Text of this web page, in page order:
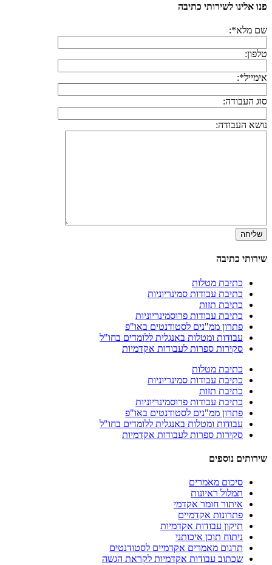
פנו אלינו לשירותי כתיבה
שם מלא*:
טלפון:
אימייל*:
סוג העבודה:
נושא העבודה:
שירותי כתיבה
כתיבת מטלות
כתיבת עבודות סמינריוניות
כתיבת תזות
כתיבת עבודות פרוסמינריוניות
פתרון ממ"נים לסטודנטים באו"פ
עבודות ומטלות באנגלית ללומדים בחו"ל
סקירות ספרות לעבודות אקדמיות
כתיבת מטלות
כתיבת עבודות סמינריוניות
כתיבת תזות
כתיבת עבודות פרוסמינריוניות
פתרון ממ"נים לסטודנטים באו"פ
עבודות ומטלות באנגלית ללומדים בחו"ל
סקירות ספרות לעבודות אקדמיות
שירותים נוספים
סיכום מאמרים
תמלול ראיונות
איתור חומר אקדמי
פתרונות אקדמיים
תיקון עבודות אקדמיות
ניתוח תוכן איכותני
תרגום מאמרים אקדמיים לסטודנטים
שכתוב עבודות אקדמיות לקראת הגשה